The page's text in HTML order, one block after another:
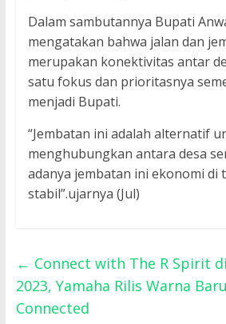
Dalam sambutannya Bupati
mengatakan bahwa jalan dan
merupakan konektivitas antar
satu fokus dan prioritasnya
menjadi Bupati.
“Jembatan ini adalah alternatif
menghubungkan antara desa
adanya jembatan ini ekonomi di
stabil”.ujarnya (Jul)
← Connect with The R Spirit
2023, Yamaha Rilis Warna
Connected